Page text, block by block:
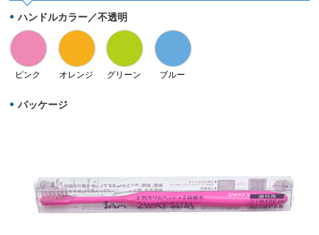
ハンドルカラー／不透明
ピンク オレンジ グリーン ブルー
パッケージ